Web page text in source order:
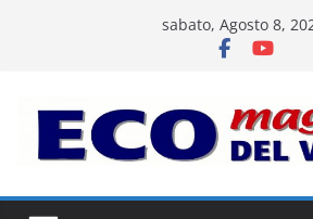
sabato, Agosto 8,